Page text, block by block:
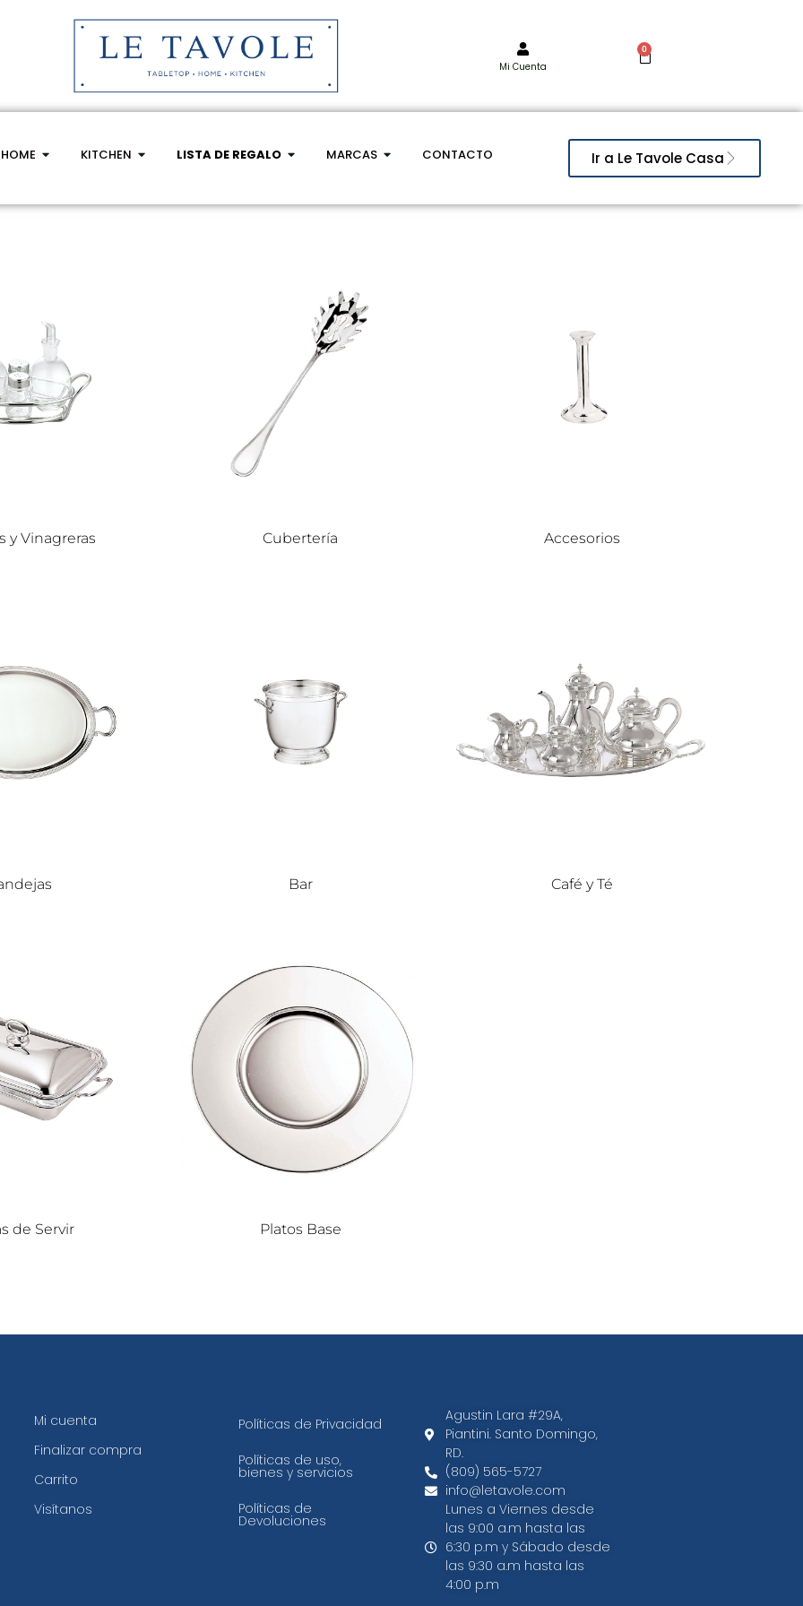
Mi Cuenta
0
HOME KITCHEN LISTA DE REGALO MARCAS CONTACTO Ir a Le Tavole Casa
y Vinagreras Cubertería Accesorios
Bar Café y Té
de Servir Platos Base
Mi cuenta
Finalizar compra
Carrito
Visítanos
Políticas de Privacidad
Políticas de uso,
bienes y servicios
Políticas de
Devoluciones
Agustin Lara #29A,
Piantini. Santo Domingo,
RD.​
(809) 565-5727
info@letavole.com
Lunes a Viernes desde
las 9:00 a.m hasta las
6:30 p.m y Sábado desde
las 9:30 a.m hasta las
4:00 p.m